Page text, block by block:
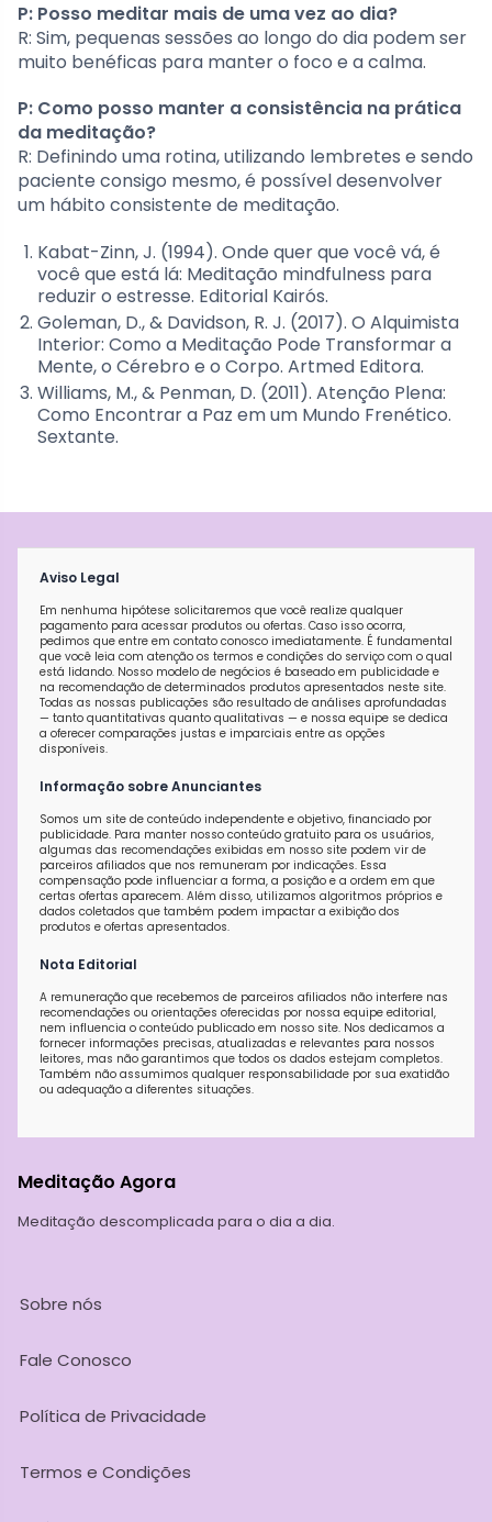
P: Posso meditar mais de uma vez ao dia?
R: Sim, pequenas sessões ao longo do dia podem ser
muito benéficas para manter o foco e a calma.
P: Como posso manter a consistência na prática
da meditação?
R: Definindo uma rotina, utilizando lembretes e sendo
paciente consigo mesmo, é possível desenvolver
um hábito consistente de meditação.
Kabat-Zinn, J. (1994). Onde quer que você vá, é
você que está lá: Meditação mindfulness para
reduzir o estresse. Editorial Kairós.
Goleman, D., & Davidson, R. J. (2017). O Alquimista
Interior: Como a Meditação Pode Transformar a
Mente, o Cérebro e o Corpo. Artmed Editora.
Williams, M., & Penman, D. (2011). Atenção Plena:
Como Encontrar a Paz em um Mundo Frenético.
Sextante.
Aviso Legal
Em nenhuma hipótese solicitaremos que você realize qualquer
pagamento para acessar produtos ou ofertas. Caso isso ocorra,
pedimos que entre em contato conosco imediatamente. É fundamental
que você leia com atenção os termos e condições do serviço com o qual
está lidando. Nosso modelo de negócios é baseado em publicidade e
na recomendação de determinados produtos apresentados neste site.
Todas as nossas publicações são resultado de análises aprofundadas
— tanto quantitativas quanto qualitativas — e nossa equipe se dedica
a oferecer comparações justas e imparciais entre as opções
disponíveis.
Informação sobre Anunciantes
Somos um site de conteúdo independente e objetivo, financiado por
publicidade. Para manter nosso conteúdo gratuito para os usuários,
algumas das recomendações exibidas em nosso site podem vir de
parceiros afiliados que nos remuneram por indicações. Essa
compensação pode influenciar a forma, a posição e a ordem em que
certas ofertas aparecem. Além disso, utilizamos algoritmos próprios e
dados coletados que também podem impactar a exibição dos
produtos e ofertas apresentados.
Nota Editorial
A remuneração que recebemos de parceiros afiliados não interfere nas
recomendações ou orientações oferecidas por nossa equipe editorial,
nem influencia o conteúdo publicado em nosso site. Nos dedicamos a
fornecer informações precisas, atualizadas e relevantes para nossos
leitores, mas não garantimos que todos os dados estejam completos.
Também não assumimos qualquer responsabilidade por sua exatidão
ou adequação a diferentes situações.
Meditação Agora
Meditação descomplicada para o dia a dia.
Sobre nós
Fale Conosco
Política de Privacidade
Termos e Condições